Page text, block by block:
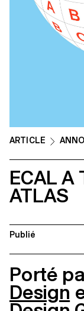
ARTICLE
ECAL A
ATLAS
Publié
Porté
Design